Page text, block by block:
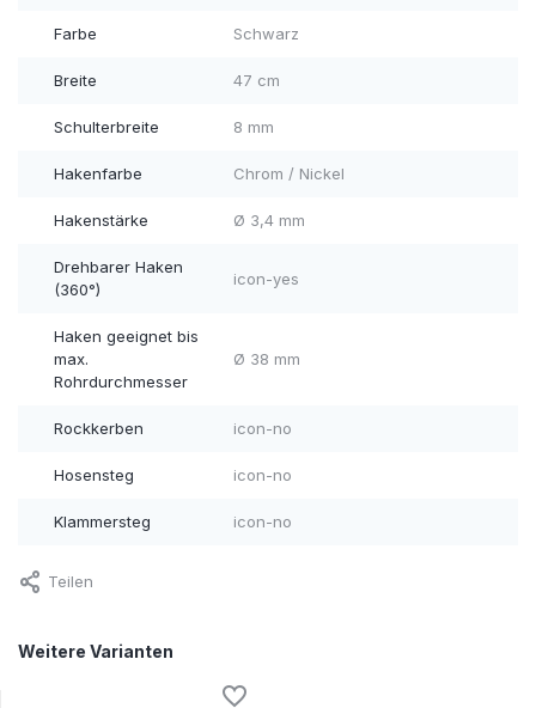
Farbe Schwarz
Breite 47 cm
Schulterbreite 8 mm
Hakenfarbe Chrom / Nickel
Hakenstärke Ø 3,4 mm
Drehbarer Haken
(360°)
icon-yes
Haken geeignet bis
max.
Rohrdurchmesser
Ø 38 mm
Rockkerben icon-no
Hosensteg icon-no
Klammersteg icon-no
Teilen
Weitere Varianten